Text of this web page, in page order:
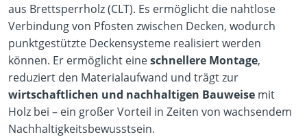
aus Brettsperrholz (CLT). Es ermöglicht die nahtlose
Verbindung von Pfosten zwischen Decken, wodurch
punktgestützte Deckensysteme realisiert werden
können. Er ermöglicht eineschnellere Montage,
reduziert den Materialaufwand und trägt zur
wirtschaftlichen und nachhaltigen Bauweise mit
Holz bei – ein großer Vorteil in Zeiten von wachsendem
Nachhaltigkeitsbewusstsein.